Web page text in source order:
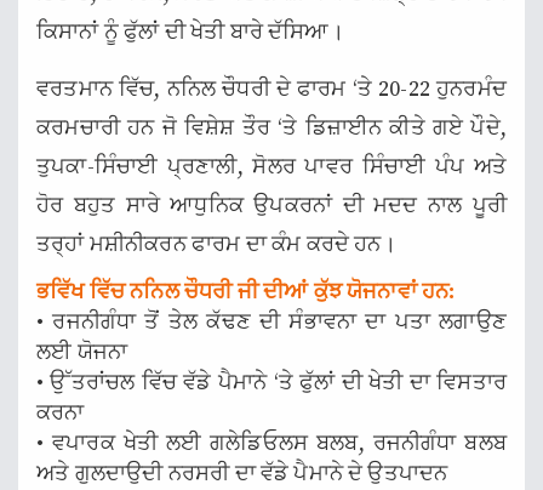
ਕਿਸਾਨਾਂ ਨੂੰ ਫੁੱਲਾਂ ਦੀ ਖੇਤੀ ਬਾਰੇ ਦੱਸਿਆ।
ਵਰਤਮਾਨ ਵਿੱਚ, ਨਨਿਲ ਚੌਧਰੀ ਦੇ ਫਾਰਮ ‘ਤੇ 20-22 ਹੁਨਰਮੰਦ
ਕਰਮਚਾਰੀ ਹਨ ਜੋ ਵਿਸ਼ੇਸ਼ ਤੌਰ ‘ਤੇ ਡਿਜ਼ਾਈਨ ਕੀਤੇ ਗਏ ਪੌਦੇ,
ਤੁਪਕਾ-ਸਿੰਚਾਈ ਪ੍ਰਣਾਲੀ, ਸੋਲਰ ਪਾਵਰ ਸਿੰਚਾਈ ਪੰਪ ਅਤੇ
ਹੋਰ ਬਹੁਤ ਸਾਰੇ ਆਧੁਨਿਕ ਉਪਕਰਨਾਂ ਦੀ ਮਦਦ ਨਾਲ ਪੂਰੀ
ਤਰ੍ਹਾਂ ਮਸ਼ੀਨੀਕਰਨ ਫਾਰਮ ਦਾ ਕੰਮ ਕਰਦੇ ਹਨ।
ਭਵਿੱਖ ਵਿੱਚ ਨਨਿਲ ਚੌਧਰੀ ਜੀ ਦੀਆਂ ਕੁੱਝ ਯੋਜਨਾਵਾਂ ਹਨ:
• ਰਜਨੀਗੰਧਾ ਤੋਂ ਤੇਲ ਕੱਢਣ ਦੀ ਸੰਭਾਵਨਾ ਦਾ ਪਤਾ ਲਗਾਉਣ
ਲਈ ਯੋਜਨਾ
• ਉੱਤਰਾਂਚਲ ਵਿੱਚ ਵੱਡੇ ਪੈਮਾਨੇ ‘ਤੇ ਫੁੱਲਾਂ ਦੀ ਖੇਤੀ ਦਾ ਵਿਸਤਾਰ
ਕਰਨਾ
• ਵਪਾਰਕ ਖੇਤੀ ਲਈ ਗਲੇਡਿਓਲਸ ਬਲਬ, ਰਜਨੀਗੰਧਾ ਬਲਬ
ਅਤੇ ਗੁਲਦਾਉਦੀ ਨਰਸਰੀ ਦਾ ਵੱਡੇ ਪੈਮਾਨੇ ਦੇ ਉਤਪਾਦਨ